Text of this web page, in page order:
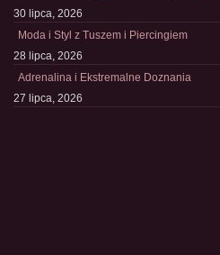
30 lipca, 2026
Moda i Styl z Tuszem i Piercingiem
28 lipca, 2026
Adrenalina i Ekstremalne Doznania
27 lipca, 2026